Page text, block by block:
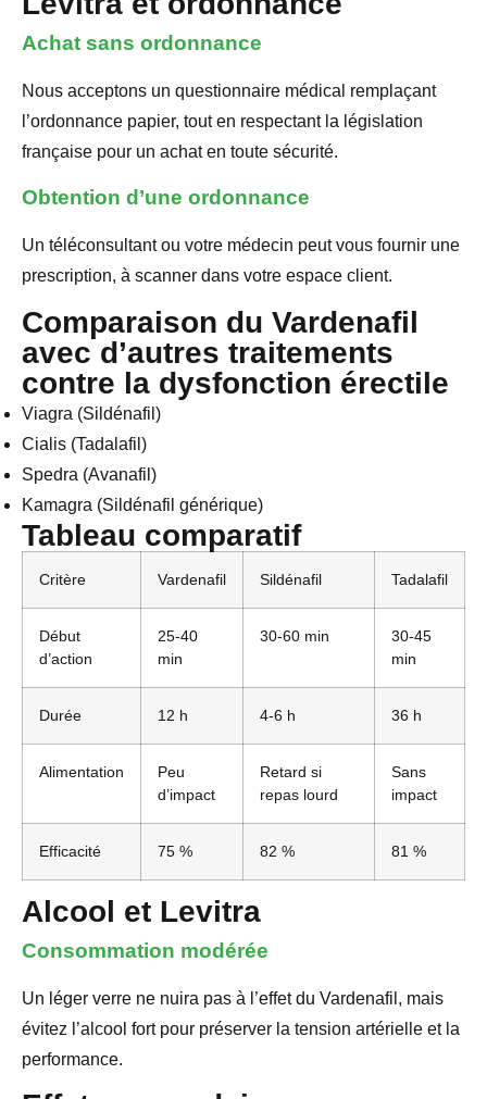
Achat sans ordonnance
Nous acceptons un questionnaire médical remplaçant
l’ordonnance papier, tout en respectant la législation
française pour un achat en toute sécurité.
Obtention d’une ordonnance
Un téléconsultant ou votre médecin peut vous fournir une
prescription, à scanner dans votre espace client.
Comparaison du Vardenafil
avec d’autres traitements
contre la dysfonction érectile
Viagra (Sildénafil)
Cialis (Tadalafil)
Spedra (Avanafil)
Kamagra (Sildénafil générique)
Tableau comparatif
Critère Vardenafil Sildénafil Tadalafil
Début
d’action
25-40
min
30-60 min
30-45
min
Durée 12 h 4-6 h 36 h
Alimentation
Peu
d’impact
Retard si
repas lourd
Sans
impact
Efficacité 75 % 82 % 81 %
Alcool et Levitra
Consommation modérée
Un léger verre ne nuira pas à l’effet du Vardenafil, mais
évitez l’alcool fort pour préserver la tension artérielle et la
performance.